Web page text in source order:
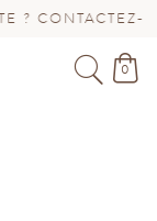
CONTACTEZ-
0